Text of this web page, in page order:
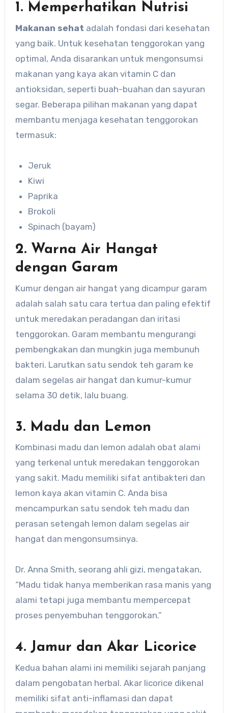
1. Memperhatikan Nutrisi
Makanan sehat adalah fondasi dari kesehatan
yang baik. Untuk kesehatan tenggorokan yang
optimal, Anda disarankan untuk mengonsumsi
makanan yang kaya akan vitamin C dan
antioksidan, seperti buah-buahan dan sayuran
segar. Beberapa pilihan makanan yang dapat
membantu menjaga kesehatan tenggorokan
termasuk:
Jeruk
Kiwi
Paprika
Brokoli
Spinach (bayam)
2. Warna Air Hangat
dengan Garam
Kumur dengan air hangat yang dicampur garam
adalah salah satu cara tertua dan paling efektif
untuk meredakan peradangan dan iritasi
tenggorokan. Garam membantu mengurangi
pembengkakan dan mungkin juga membunuh
bakteri. Larutkan satu sendok teh garam ke
dalam segelas air hangat dan kumur-kumur
selama 30 detik, lalu buang.
3. Madu dan Lemon
Kombinasi madu dan lemon adalah obat alami
yang terkenal untuk meredakan tenggorokan
yang sakit. Madu memiliki sifat antibakteri dan
lemon kaya akan vitamin C. Anda bisa
mencampurkan satu sendok teh madu dan
perasan setengah lemon dalam segelas air
hangat dan mengonsumsinya.
Dr. Anna Smith, seorang ahli gizi, mengatakan,
“Madu tidak hanya memberikan rasa manis yang
alami tetapi juga membantu mempercepat
proses penyembuhan tenggorokan.”
4. Jamur dan Akar Licorice
Kedua bahan alami ini memiliki sejarah panjang
dalam pengobatan herbal. Akar licorice dikenal
memiliki sifat anti-inflamasi dan dapat